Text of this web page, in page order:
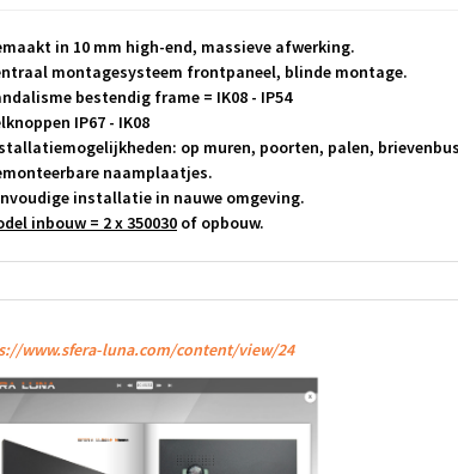
in 10 mm high-end, massieve afwerking.
montagesysteem frontpaneel, blinde montage.
bestendig frame = IK08 - IP54
IP67 - IK08
op muren, poorten, palen,
naamplaatjes.
installatie in nauwe omgeving.
inbouw = 2 x 350030 of opbouw.
www.sfera-luna.com/content/view/24